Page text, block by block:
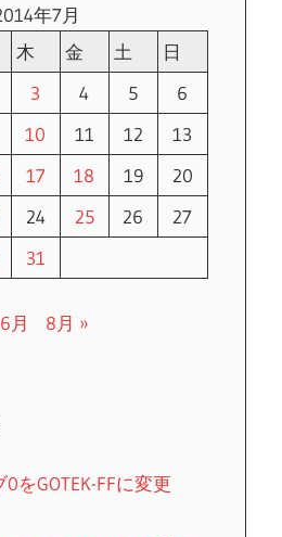
年7月
木 金 土
日
3 4 5
6
10 11 12
13
17 18 19
20
24 25 26
27
31
月 8月 »
をGOTEK-FFに変更